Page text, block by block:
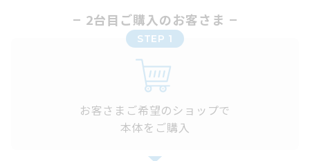
2台目ご購入のお客さま
STEP 1
お客さまご希望のショップで
本体をご購入